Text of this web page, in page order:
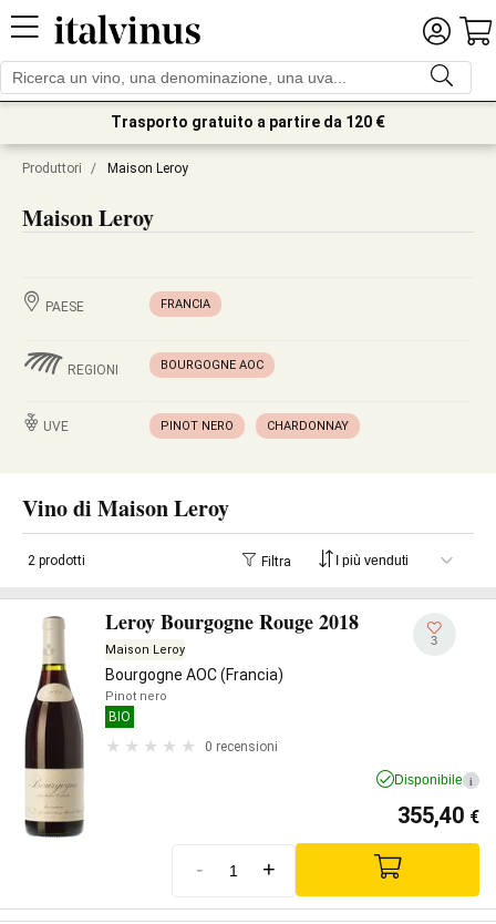
Trasporto gratuito a partire da 120 €
Produttori / Maison Leroy
Maison Leroy
PAESE FRANCIA
REGIONI BOURGOGNE AOC
UVE PINOT NERO CHARDONNAY
Vino di Maison Leroy
2 prodotti Filtra
Leroy Bourgogne Rouge 2018
Maison Leroy
Bourgogne AOC (Francia)
Pinot nero
BIO
0 recensioni
3
Disponibile i
355,40 €
- +